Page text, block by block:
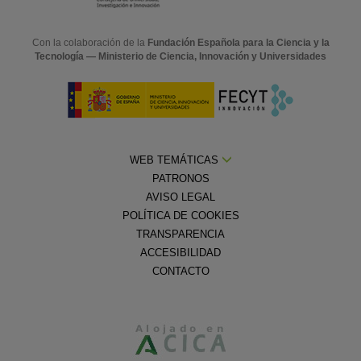
Con la colaboración de la Fundación Española para la Ciencia y la
Tecnología — Ministerio de Ciencia, Innovación y Universidades
WEB TEMÁTICAS
PATRONOS
AVISO LEGAL
POLÍTICA DE COOKIES
TRANSPARENCIA
ACCESIBILIDAD
CONTACTO